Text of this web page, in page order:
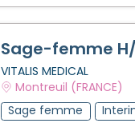
Sage-femme
VITALIS MEDICAL
Montreuil (FRANCE)
Sage femme